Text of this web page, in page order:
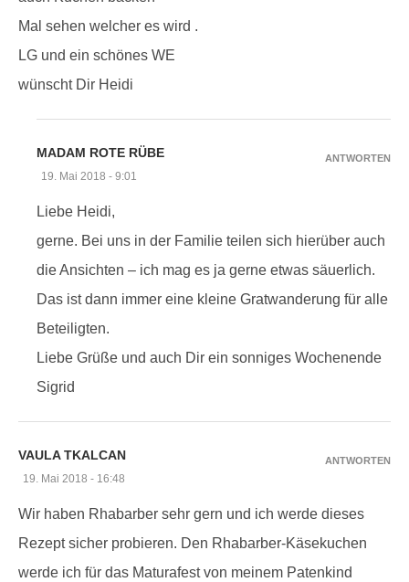
Mal sehen welcher es wird .
LG und ein schönes WE
wünscht Dir Heidi
MADAM ROTE RÜBE
19. Mai 2018 - 9:01
Liebe Heidi,
gerne. Bei uns in der Familie teilen sich hierüber auch
die Ansichten – ich mag es ja gerne etwas säuerlich.
Das ist dann immer eine kleine Gratwanderung für alle
Beteiligten.
Liebe Grüße und auch Dir ein sonniges Wochenende
Sigrid
ANTWORTEN
VAULA TKALCAN
19. Mai 2018 - 16:48
Wir haben Rhabarber sehr gern und ich werde dieses
Rezept sicher probieren. Den Rhabarber-Käsekuchen
werde ich für das Maturafest von meinem Patenkind
ANTWORTEN